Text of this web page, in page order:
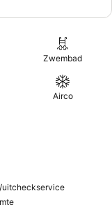
Zwembad
Airco